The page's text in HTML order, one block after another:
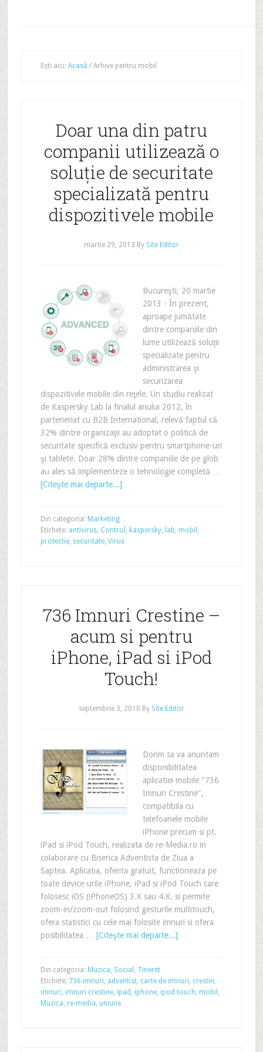
Ești aici: Acasă /Arhive pentru mobil
Doar una din patru
companii utilizează o
soluţie de securitate
specializată pentru
dispozitivele mobile
martie 29, 2013 By Site Editor
Bucureşti, 20 martie
2013 - În prezent,
aproape jumătate
dintre companiile din
lume utilizează soluţii
specializate pentru
administrarea şi
securizarea
dispozitivele mobile din reţele. Un studiu realizat
de Kaspersky Lab la finalul anului 2012, în
parteneriat cu B2B International, relevă faptul că
32% dintre organizaţii au adoptat o politică de
securitate specifică exclusiv pentru smartphone-uri
şi tablete. Doar 28% dintre companiile de pe glob
au ales să implementeze o tehnologie completă …
[Citeşte mai departe...]
Din categoria: Marketing
Etichete: antivirus, Control , kaspersky, lab, mobil ,
protectie, securitate, Virus
736 Imnuri Crestine –
acum si pentru
iPhone, iPad si iPod
Touch!
septembrie 3, 2010 By Site Editor
Dorim sa va anuntam
disponibilitatea
aplicatiei mobile "736
Imnuri Crestine",
compatibila cu
telefoanele mobile
iPhone precum si pt.
iPad si iPod Touch, realizata de re-Media.ro in
colaborare cu Biserica Adventista de Ziua a
Saptea. Aplicatia, oferita gratuit, functioneaza pe
toate device-urile iPhone, iPad si iPod Touch care
folosesc iOS (iPhoneOS) 3.X sau 4.X. si permite
zoom-in/zoom-out folosind gesturile multitouch,
ofera statistici cu cele mai folosite imnuri si ofera
posibilitatea … [Citeşte mai departe...]
Din categoria: Muzica, Social , Tineret
Etichete: 736 imnuri, adventist, carte de imnuri, crestin,
imnuri, imnuri crestine, ipad , iphone, ipod touch, mobil ,
Muzica, re-media, uniune